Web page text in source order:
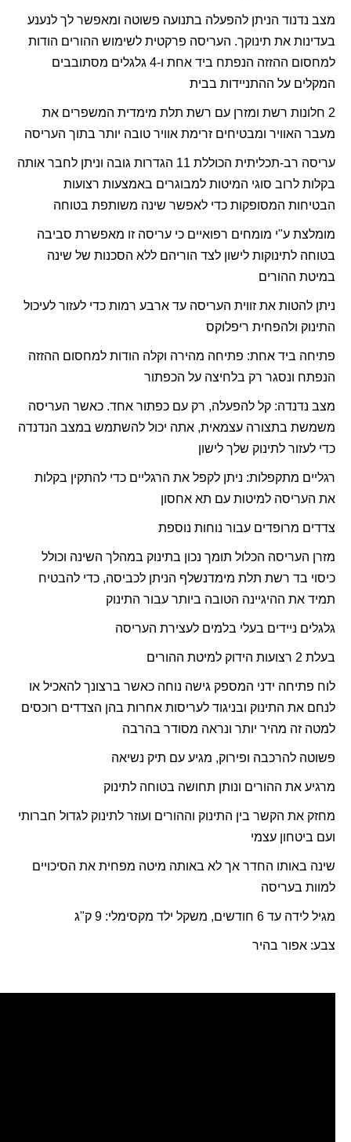
מצב נדנוד הניתן להפעלה בתנועה פשוטה ומאפשר לך לנענע
בעדינות את תינוקך. העריסה פרקטית לשימוש ההורים הודות
למחסום ההזזה הנפתח ביד אחת ו-4 גלגלים מסתובבים
המקלים על ההתניידות בבית
2 חלונות רשת ומזרן עם רשת תלת מימדית המשפרים את
מעבר האוויר ומבטיחים זרימת אוויר טובה יותר בתוך העריסה
עריסה רב-תכליתית הכוללת 11 הגדרות גובה וניתן לחבר אותה
בקלות לרוב סוגי המיטות למבוגרים באמצעות רצועות
הבטיחות המסופקות כדי לאפשר שינה משותפת בטוחה
מומלצת ע"י מומחים רפואיים כי עריסה זו מאפשרת סביבה
בטוחה לתינוקות לישון לצד הוריהם ללא הסכנות של שינה
במיטת ההורים
ניתן להטות את זווית העריסה עד ארבע רמות כדי לעזור לעיכול
התינוק ולהפחית ריפלוקס
פתיחה ביד אחת: פתיחה מהירה וקלה הודות למחסום ההזזה
הנפתח ונסגר רק בלחיצה על הכפתור
מצב נדנדה: קל להפעלה, רק עם כפתור אחד. כאשר העריסה
משמשת בתצורה עצמאית, אתה יכול להשתמש במצב הנדנדה
כדי לעזור לתינוק שלך לישון
רגליים מתקפלות: ניתן לקפל את הרגליים כדי להתקין בקלות
את העריסה למיטות עם תא אחסון
צדדים מרופדים עבור נוחות נוספת
מזרן העריסה הכלול תומך נכון בתינוק במהלך השינה וכולל
כיסוי בד רשת תלת מימדנשלף הניתן לכביסה, כדי להבטיח
תמיד את ההיגיינה הטובה ביותר עבור התינוק
גלגלים ניידים בעלי בלמים לעצירת העריסה
בעלת 2 רצועות הידוק למיטת ההורים
לוח פתיחה ידני המספק גישה נוחה כאשר ברצונך להאכיל או
לנחם את התינוק ובניגוד לעריסות אחרות בהן הצדדים רוכסים
למטה זה מהיר יותר ונראה מסודר בהרבה
פשוטה להרכבה ופירוק, מגיע עם תיק נשיאה
מרגיע את ההורים ונותן תחושה בטוחה לתינוק
מחזק את הקשר בין התינוק וההורים ועוזר לתינוק לגדול חברותי
ועם ביטחון עצמי
שינה באותו החדר אך לא באותה מיטה מפחית את הסיכויים
למוות בעריסה
מגיל לידה עד 6 חודשים, משקל ילד מקסימלי: 9 ק"ג
צבע: אפור בהיר